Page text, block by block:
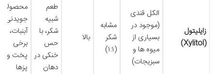
زایلیتول
(Xylitol)
الکل قندی
(موجود در
بسیاری از
میوه ها و
سبزیجات)
مشابه
شکر
(۱:۱)
بالا
طعم
شبیه
شکر، با
حس
خنکی در
دهان
جویدنی،
آبنبات،
برخی
پخت و
پزها